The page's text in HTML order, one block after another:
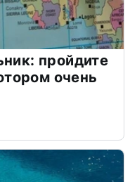
пройдите
очень